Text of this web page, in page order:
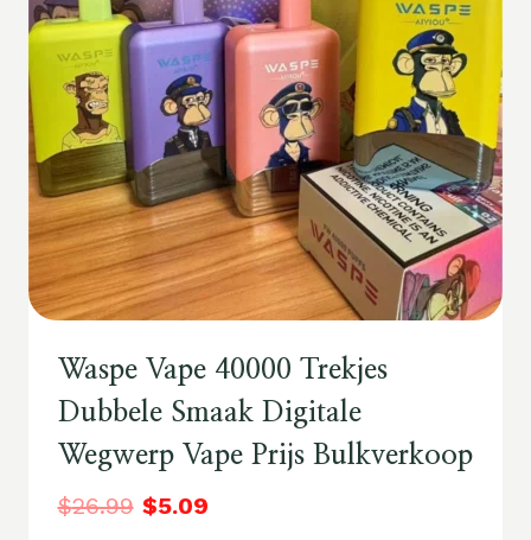
Waspe Vape 40000 Trekjes
Dubbele Smaak Digitale
Wegwerp Vape Prijs Bulkverkoop
$26.99 $5.09